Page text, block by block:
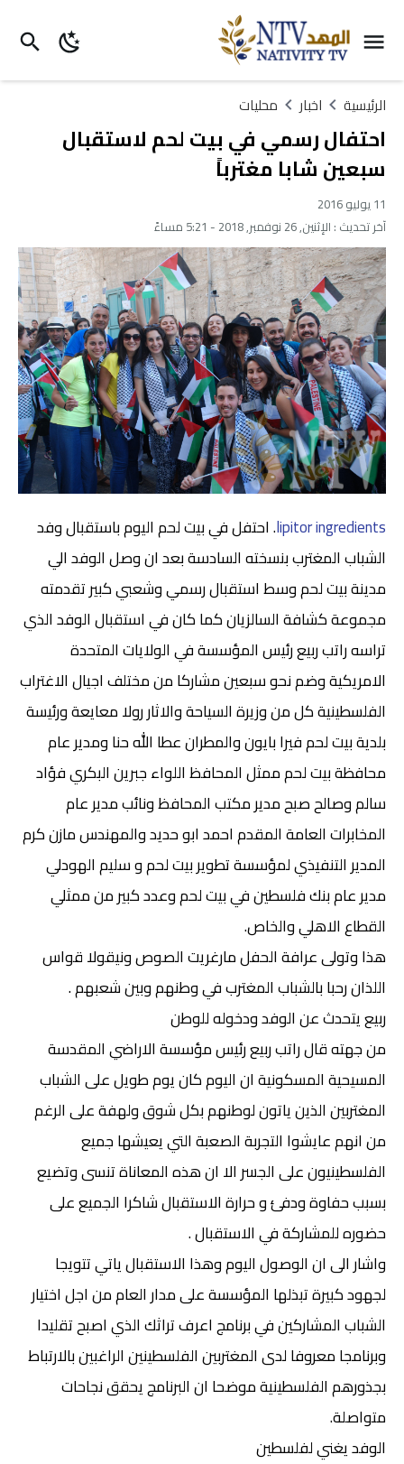
الرئيسية اخبار محليات
احتفال رسمي في بيت لحم لاستقبال
سبعين شابا مغترباً
11 يوليو 2016
آخر تحديث : الإثنين, 26 نوفمبر, 2018 - 5:21 مساءً
lipitor ingredients. احتفل في بيت لحم اليوم باستقبال وفد
الشباب المغترب بنسخته السادسة بعد ان وصل الوفد الي
مدينة بيت لحم وسط استقبال رسمي وشعبي كبير تقدمته
مجموعة كشافة السالزيان كما كان في استقبال الوفد الذي
تراسه راتب ربيع رئيس المؤسسة في الولايات المتحدة
الامريكية وضم نحو سبعين مشاركا من مختلف اجيال الاغتراب
الفلسطينية كل من وزيرة السياحة والاثار رولا معايعة ورئيسة
بلدية بيت لحم فيرا بايون والمطران عطا الله حنا ومدير عام
محافظة بيت لحم ممثل المحافظ اللواء جبرين البكري فؤاد
سالم وصالح صبح مدير مكتب المحافظ ونائب مدير عام
المخابرات العامة المقدم احمد ابو حديد والمهندس مازن كرم
المدير التنفيذي لمؤسسة تطوير بيت لحم و سليم الهودلي
مدير عام بنك فلسطين في بيت لحم وعدد كبير من ممثلي
القطاع الاهلي والخاص.
هذا وتولى عرافة الحفل مارغريت الصوص ونيقولا قواس
اللذان رحبا بالشباب المغترب في وطنهم وبين شعبهم .
ربيع يتحدث عن الوفد ودخوله للوطن
من جهته قال راتب ربيع رئيس مؤسسة الاراضي المقدسة
المسيحية المسكونية ان اليوم كان يوم طويل على الشباب
المغتربين الذين ياتون لوطنهم بكل شوق ولهفة على الرغم
من انهم عايشوا التجربة الصعبة التي يعيشها جميع
الفلسطينيون على الجسر الا ان هذه المعاناة تنسى وتضيع
بسبب حفاوة ودفئ و حرارة الاستقبال شاكرا الجميع على
حضوره للمشاركة في الاستقبال .
واشار الى ان الوصول اليوم وهذا الاستقبال ياتي تتويجا
لجهود كبيرة تبذلها المؤسسة على مدار العام من اجل اختيار
الشباب المشاركين في برنامج اعرف تراثك الذي اصبح تقليدا
وبرنامجا معروفا لدى المغتربين الفلسطينين الراغبين بالارتباط
بجذورهم الفلسطينية موضحا ان البرنامج يحقق نجاحات
متواصلة.
الوفد يغني لفلسطين